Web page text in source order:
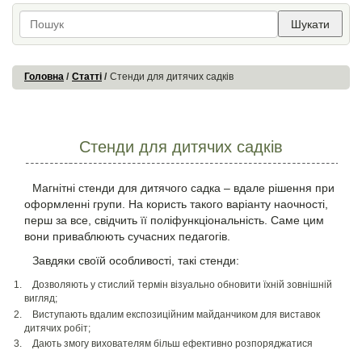
Шукати
Головна Статті Стенди для дитячих садків
Стенди для дитячих садків
Магнітні стенди для дитячого садка – вдале рішення при
оформленні групи. На користь такого варіанту наочності,
перш за все, свідчить її поліфункціональність. Саме цим
вони приваблюють сучасних педагогів.
Завдяки своїй особливості, такі стенди:
Дозволяють у стислий термін візуально обновити їхній зовнішній
вигляд;
Виступають вдалим експозиційним майданчиком для виставок
дитячих робіт;
Дають змогу вихователям більш ефективно розпоряджатися